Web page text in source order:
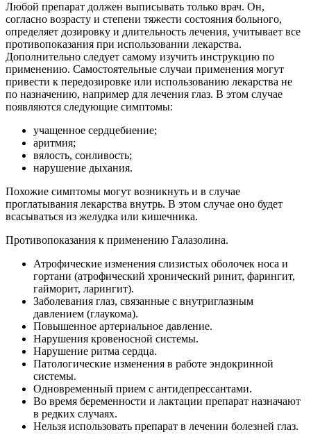
Любой препарат должен выписывать только врач. Он,
согласно возрасту и степени тяжести состояния больного,
определяет дозировку и длительность лечения, учитывает все
противопоказания при использовании лекарства.
Дополнительно следует самому изучить инструкцию по
применению. Самостоятельные случаи применения могут
привести к передозировке или использованию лекарства не
по назначению, например для лечения глаз. В этом случае
появляются следующие симптомы:
учащенное сердцебиение;
аритмия;
вялость, сонливость;
нарушение дыхания.
Похожие симптомы могут возникнуть и в случае
проглатывания лекарства внутрь. В этом случае оно будет
всасываться из желудка или кишечника.
Противопоказания к применению Галазолина.
Атрофические изменения слизистых оболочек носа и
гортани (атрофический хронический ринит, фарингит,
гайморит, ларингит).
Заболевания глаз, связанные с внутриглазным
давлением (глаукома).
Повышенное артериальное давление.
Нарушения кровеносной системы.
Нарушение ритма сердца.
Патологические изменения в работе эндокринной
системы.
Одновременный прием с антидепрессантами.
Во время беременности и лактации препарат назначают
в редких случаях.
Нельзя использовать препарат в лечении болезней глаз.